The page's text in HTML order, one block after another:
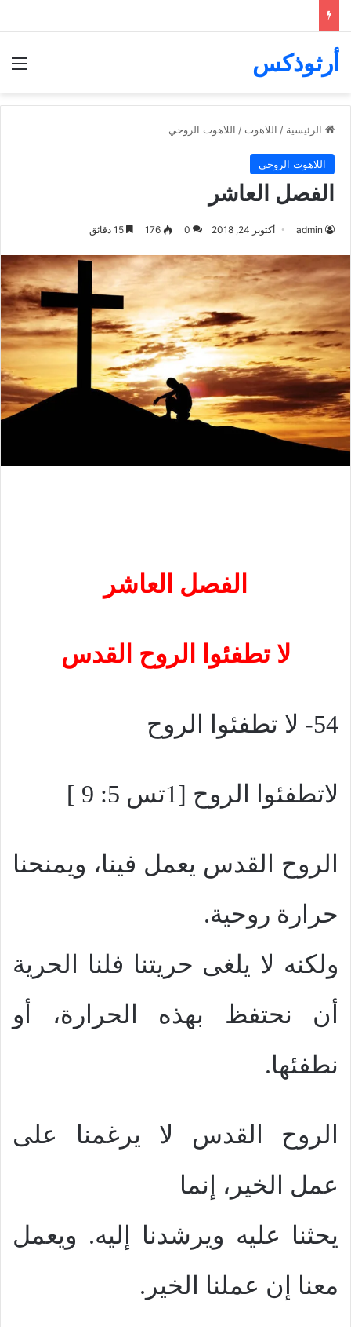
أرثوذكس
الرئيسية / اللاهوت / اللاهوت الروحي
اللاهوت الروحي
الفصل العاشر
admin أكتوبر 24, 2018 0
176
الفصل العاشر
لا تطفئوا الروح القدس
54- لا تطفئوا الروح
لاتطفئوا الروح [1تس 5: 9 ]
الروح القدس يعمل فينا، ويمنحنا
حرارة روحية.
ولكنه لا يلغى حريتنا فلنا الحرية
أن نحتفظ بهذه الحرارة، أو
نطفئها.
الروح القدس لا يرغمنا على
عمل الخير، إنما
يحثنا عليه ويرشدنا إليه. ويعمل
معنا إن عملنا الخير.